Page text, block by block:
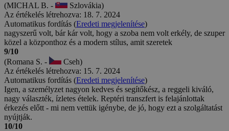
(MICHAL B. -
Szlovákia)
Az értékelés létrehozva: 18. 7. 2024
Automatikus fordítás (Eredeti megjelenítése)
nagyszerű volt, bár kár volt, hogy a szoba nem volt erkély, de szuper
közel a központhoz és a modern stílus, amit szeretek
9/10
(Romana S. -
Cseh)
Az értékelés létrehozva: 15. 7. 2024
Automatikus fordítás (Eredeti megjelenítése)
Igen, a személyzet nagyon kedves és segítőkész, a reggeli kiváló,
nagy választék, ízletes ételek. Reptéri transzfert is felajánlottak
érkezés előtt - mi nem vettük igénybe, de jó, hogy ezt a szolgáltatást
nyújtják.
10/10